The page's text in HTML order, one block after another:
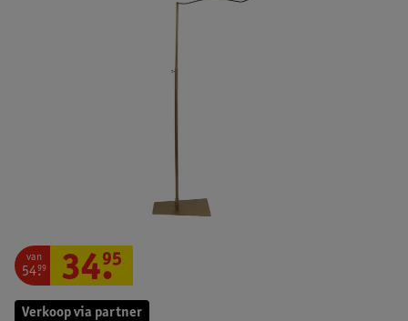
Verkoop via partner
van
54.
99 34.
95